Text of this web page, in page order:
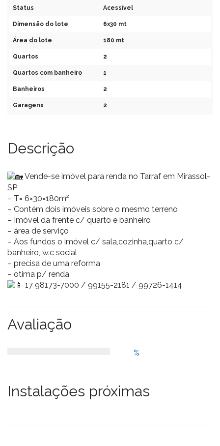
Status Acessível
Dimensão do lote 6x30 mt
Área do lote 180 mt
Quartos 2
Quartos com banheiro 1
Banheiros 2
Garagens 2
Descrição
Vende-se imóvel para renda no Tarraf em Mirassol-
SP
– T= 6×30=180m²
– Contém dois imóveis sobre o mesmo terreno
– Imóvel da frente c/ quarto e banheiro
– área de serviço
– Aos fundos o imóvel c/ sala,cozinha,quarto c/
banheiro, w.c social
– precisa de uma reforma
– otima p/ renda
17 98173-7000 / 99155-2181 / 99726-1414
Avaliação
%
Instalações próximas